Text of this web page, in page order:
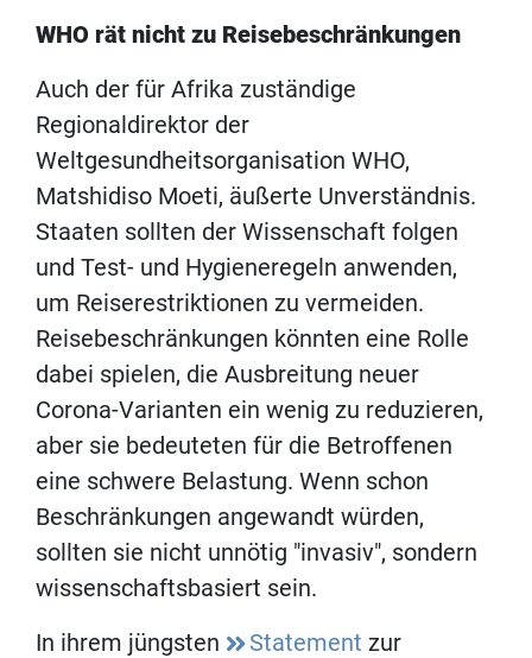
WHO rät nicht zu Reisebeschränkungen
Auch der für Afrika zuständige
Regionaldirektor der
Weltgesundheitsorganisation WHO,
Matshidiso Moeti, äußerte Unverständnis.
Staaten sollten der Wissenschaft folgen
und Test- und Hygieneregeln anwenden,
um Reiserestriktionen zu vermeiden.
Reisebeschränkungen könnten eine Rolle
dabei spielen, die Ausbreitung neuer
Corona-Varianten ein wenig zu reduzieren,
aber sie bedeuteten für die Betroffenen
eine schwere Belastung. Wenn schon
Beschränkungen angewandt würden,
sollten sie nicht unnötig "invasiv", sondern
wissenschaftsbasiert sein.
In ihrem jüngsten
Statement zur